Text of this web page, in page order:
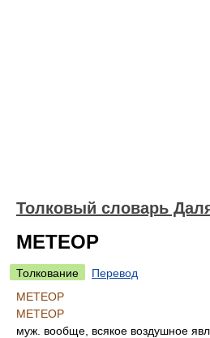
Толковый словарь
МЕТЕОР
Толкование
Перевод
МЕТЕОР
МЕТЕОР
муж. вообще, всякое воздушное